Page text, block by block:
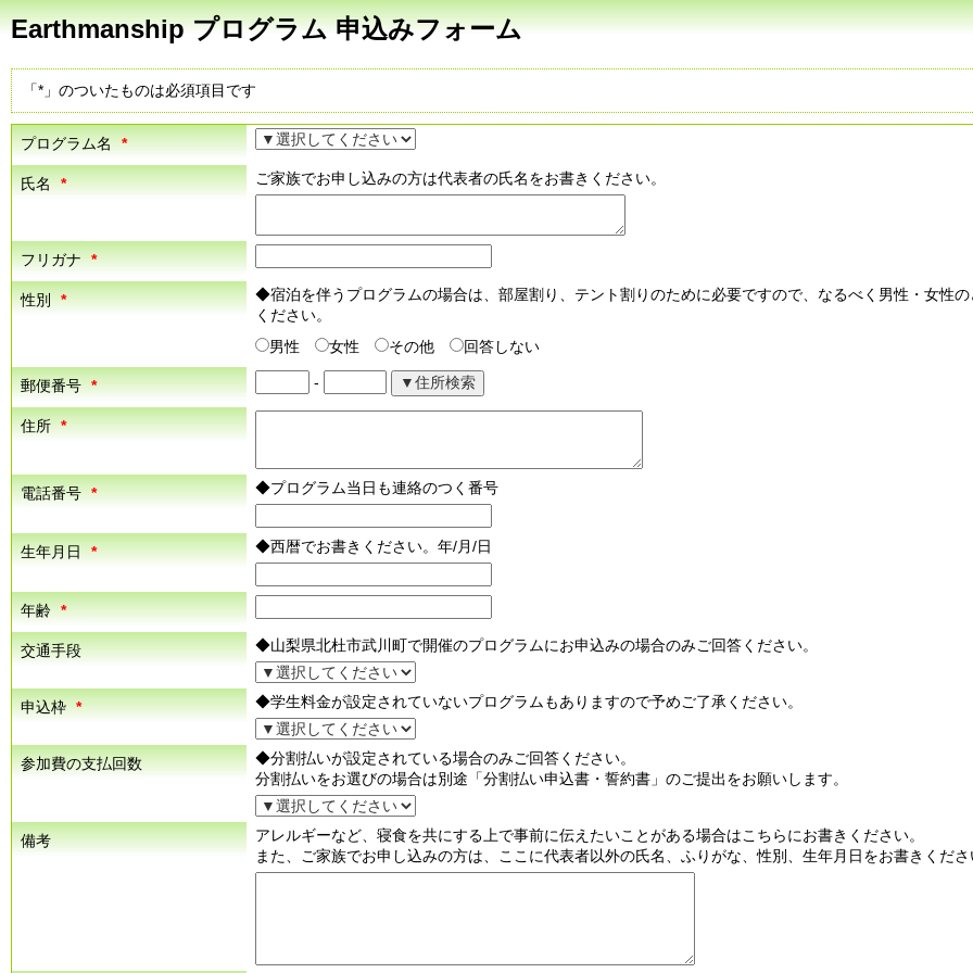
Earthmanship プログラム 申込みフォーム
「*」のついたものは必須項目です
プログラム名 *
氏名 * ご家族でお申し込みの方は代表者の氏名をお書きください。
フリガナ *
性別 *
◆宿泊を伴うプログラムの場合は、部屋割り、テント割りのために必要ですので、なるべく男性・女性
ください。
男性
女性 その他 回答しない
郵便番号 * -
住所 *
電話番号 * ◆プログラム当日も連絡のつく番号
生年月日 * ◆西暦でお書きください。年/月/日
年齢 *
交通手段 ◆山梨県北杜市武川町で開催のプログラムにお申込みの場合のみご回答ください。
申込枠 * ◆学生料金が設定されていないプログラムもありますので予めご了承ください。
参加費の支払回数
◆分割払いが設定されている場合のみご回答ください。
分割払いをお選びの場合は別途「分割払い申込書・誓約書」のご提出をお願いします。
備考
アレルギーなど、寝食を共にする上で事前に伝えたいことがある場合はこちらにお書きください。
また、ご家族でお申し込みの方は、ここに代表者以外の氏名、ふりがな、性別、生年月日をお書きくだ